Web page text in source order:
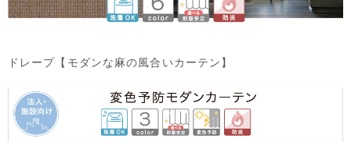
ドレープ【モダンな麻の風合いカーテン】